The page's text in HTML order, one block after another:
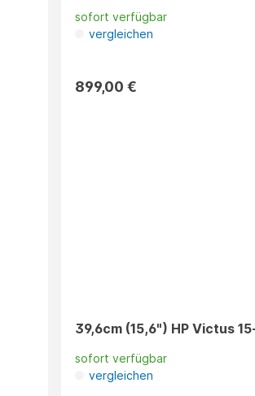
sofort verfügbar
vergleichen
899,00 €
39,6cm (15,6") HP Victus
sofort verfügbar
vergleichen